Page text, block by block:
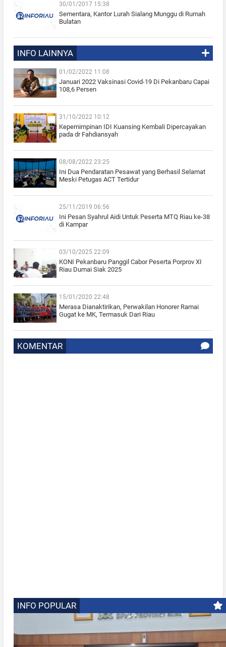
30/01/2017 15:38
Sementara, Kantor Lurah Sialang Munggu di Rumah
Bulatan
INFO LAINNYA
01/02/2022 11:08
Januari 2022 Vaksinasi Covid-19 Di Pekanbaru Capai
108,6 Persen
31/10/2022 10:12
Kepemimpinan IDI Kuansing Kembali Dipercayakan
pada dr Fahdiansyah
08/08/2022 23:25
Ini Dua Pendaratan Pesawat yang Berhasil Selamat
Meski Petugas ACT Tertidur
25/11/2019 06:56
Ini Pesan Syahrul Aidi Untuk Peserta MTQ Riau ke-38
di Kampar
03/10/2025 22:09
KONI Pekanbaru Panggil Cabor Peserta Porprov XI
Riau Dumai Siak 2025
15/01/2020 22:48
Merasa Dianaktirikan, Perwakilan Honorer Ramai
Gugat ke MK, Termasuk Dari Riau
KOMENTAR
INFO POPULAR